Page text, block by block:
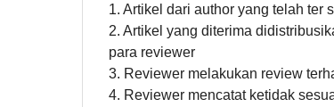
1. Artikel dari author yang telah ter
2. Artikel yang diterima
para reviewer
3. Reviewer melakukan review
4. Reviewer mencatat ketidak